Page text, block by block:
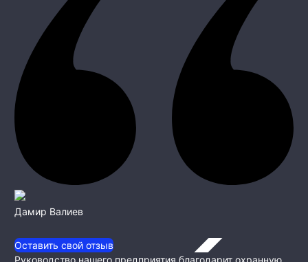
Дамир Валиев
Оставить свой отзыв
Руководство нашего предприятия благодарит охранную